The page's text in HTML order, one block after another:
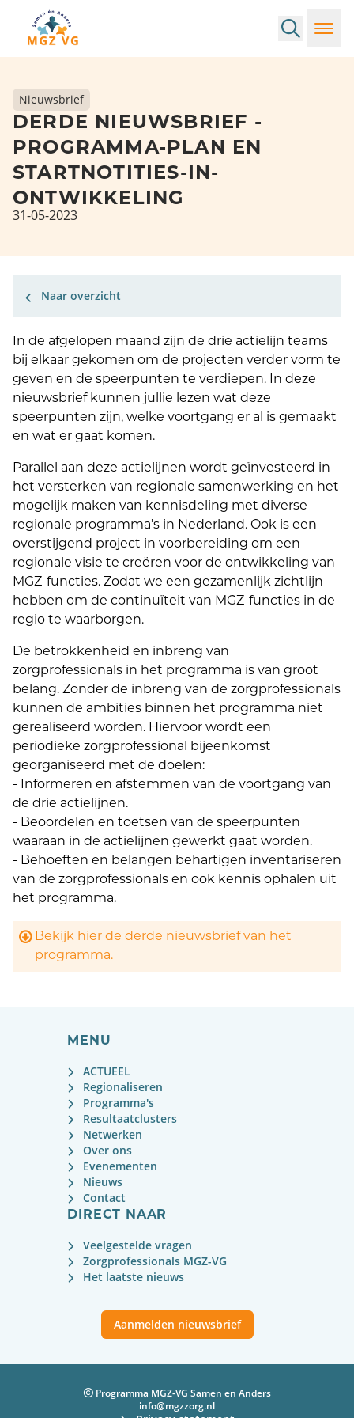
Search
Nieuwsbrief
DERDE NIEUWSBRIEF -
PROGRAMMA-PLAN EN
STARTNOTITIES-IN-
ONTWIKKELING
31-05-2023
Naar overzicht
In de afgelopen maand zijn de drie actielijn teams
bij elkaar gekomen om de projecten verder vorm te
geven en de speerpunten te verdiepen. In deze
nieuwsbrief kunnen jullie lezen wat deze
speerpunten zijn, welke voortgang er al is gemaakt
en wat er gaat komen.
Parallel aan deze actielijnen wordt geïnvesteerd in
het versterken van regionale samenwerking en het
mogelijk maken van kennisdeling met diverse
regionale programma’s in Nederland. Ook is een
overstijgend project in voorbereiding om een
regionale visie te creëren voor de ontwikkeling van
MGZ-functies. Zodat we een gezamenlijk zichtlijn
hebben om de continuïteit van MGZ-functies in de
regio te waarborgen.
De betrokkenheid en inbreng van
zorgprofessionals in het programma is van groot
belang. Zonder de inbreng van de zorgprofessionals
kunnen de ambities binnen het programma niet
gerealiseerd worden. Hiervoor wordt een
periodieke zorgprofessional bijeenkomst
georganiseerd met de doelen:
- Informeren en afstemmen van de voortgang van
de drie actielijnen.
- Beoordelen en toetsen van de speerpunten
waaraan in de actielijnen gewerkt gaat worden.
- Behoeften en belangen behartigen inventariseren
van de zorgprofessionals en ook kennis ophalen uit
het programma.
Bekijk hier de derde nieuwsbrief van het
programma.
MENU
ACTUEEL
Regionaliseren
Programma's
Resultaatclusters
Netwerken
Over ons
Evenementen
Nieuws
Contact
DIRECT NAAR
Veelgestelde vragen
Zorgprofessionals MGZ-VG
Het laatste nieuws
Aanmelden nieuwsbrief
Programma MGZ-VG Samen en Anders
info@mgzzorg.nl